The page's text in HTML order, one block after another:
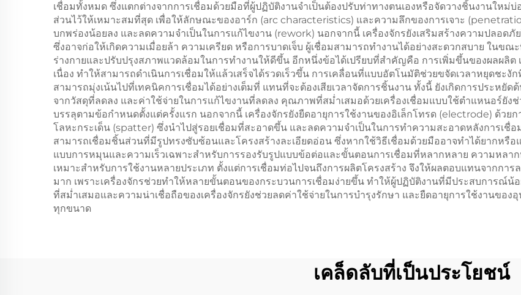
เชื่อมทั้งหมด ซึ่งแตกต่างจากการเชื่อมด้วยมือที่ผู้ปฏิบัติงานจำเป็นต้องปรับท่าทางตนเองหรือจัดวางชิ้นงานใหม่
ส่วนไว้ให้เหมาะสมที่สุด เพื่อให้ลักษณะของอาร์ก (arc characteristics) และความลึกของการเจาะ
บกพร่องน้อยลง และลดความจำเป็นในการแก้ไขงาน (rework) นอกจากนี้ เครื่องจักรยังเสริมสร้างความปลอด
ซึ่งอาจก่อให้เกิดความเมื่อยล้า ความเครียด หรือการบาดเจ็บ ผู้เชื่อมสามารถทำงานได้อย่างสะดวกสบาย ในข
ร่างกายและปรับปรุงสภาพแวดล้อมในการทำงานให้ดีขึ้น อีกหนึ่งข้อได้เปรียบที่สำคัญคือ การเพิ่มขึ้นของผลผลิ
เนื่อง ทำให้สามารถดำเนินการเชื่อมให้แล้วเสร็จได้รวดเร็วขึ้น การเคลื่อนที่แบบอัตโนมัติช่วยขจัดเวลาหยุดชะ
สามารถมุ่งเน้นไปที่เทคนิคการเชื่อมได้อย่างเต็มที่ แทนที่จะต้องเสียเวลาจัดการชิ้นงาน ทั้งนี้ ยังเกิดการประหยั
จากวัสดุที่ลดลง และค่าใช้จ่ายในการแก้ไขงานที่ลดลง คุณภาพที่สม่ำเสมอด้วยเครื่องเชื่อมแบบใช้ตำแหนอร์ยัง
บรรลุตามข้อกำหนดตั้งแต่ครั้งแรก นอกจากนี้ เครื่องจักรยังยืดอายุการใช้งานของอิเล็กโทรด (electrode) ด้วยก
โลหะกระเด็น (spatter) ซึ่งนำไปสู่รอยเชื่อมที่สะอาดขึ้น และลดความจำเป็นในการทำความสะอาดหลังการเชื่
สามารถเชื่อมชิ้นส่วนที่มีรูปทรงซับซ้อนและโครงสร้างละเอียดอ่อน ซึ่งหากใช้วิธีเชื่อมด้วยมืออาจทำได้ยากหรือ
แบบการหมุนและความเร็วเฉพาะสำหรับการรองรับรูปแบบข้อต่อและขั้นตอนการเชื่อมที่หลากหลาย ความหลา
เหมาะสำหรับการใช้งานหลายประเภท ตั้งแต่การเชื่อมท่อไปจนถึงการผลิตโครงสร้าง จึงให้ผลตอบแทนจากกา
มาก เพราะเครื่องจักรช่วยทำให้หลายขั้นตอนของกระบวนการเชื่อมง่ายขึ้น ทำให้ผู้ปฏิบัติงานที่มีประสบการณ์
ที่สม่ำเสมอและความน่าเชื่อถือของเครื่องจักรยังช่วยลดค่าใช้จ่ายในการบำรุงรักษา และยืดอายุการใช้งานขอ
ทุกขนาด
เคล็ดลับที่เป็นประโยชน์